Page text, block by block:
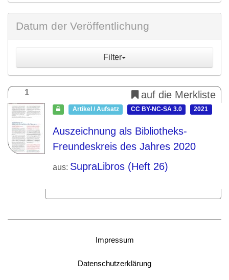
Datum der Veröffentlichung
Filter
1 auf die Merkliste
Artikel / Aufsatz CC BY-NC-SA 3.0 2021
Auszeichnung als Bibliotheks-
Freundeskreis des Jahres 2020
aus: SupraLibros (Heft 26)
Impressum
Datenschutzerklärung